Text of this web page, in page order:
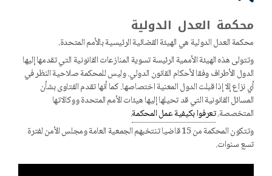
محكمة العدل الدولية
محكمة العدل الدولية هي الهيئة القضائية الرئيسية بالأمم المتحدة.
وتتولى هذه الهيئة الأممية الرئيسة تسوية المنازعات القانونية التي تقدمها إليها
الدول الأطراف وفقا لأحكام القانون الدولي. وليس للمحكمة صلاحية النظر في
أي نزاع إلا إذا قبلت الدول المعنية اختصاصها. كما أنها تقدم الفتاوى بشأن
المسائل القانونية التي قد تحيلها إليها هيئات الأمم المتحدة ووكالاتها
المتخصصة.تعرفوا بكيفية عمل المحكمة.
وتتكون المحكمة من 15 قاضيا تنتخبهم الجمعية العامة ومجلس الأمن لفترة
تسع سنوات.